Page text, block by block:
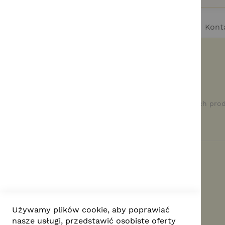
Z subskrypcji naszego newslettera dowiesz się o nowych
573 410 313
Używamy plików cookie, aby poprawiać
nasze usługi, przedstawić osobiste oferty